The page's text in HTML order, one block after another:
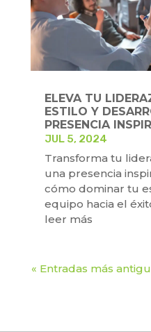
ELEVA TU
ESTILO Y
PRESENCIA
JUL 5, 2024
Transforma tu
una presencia
cómo dominar tu
equipo hacia el
leer más
« Entradas más